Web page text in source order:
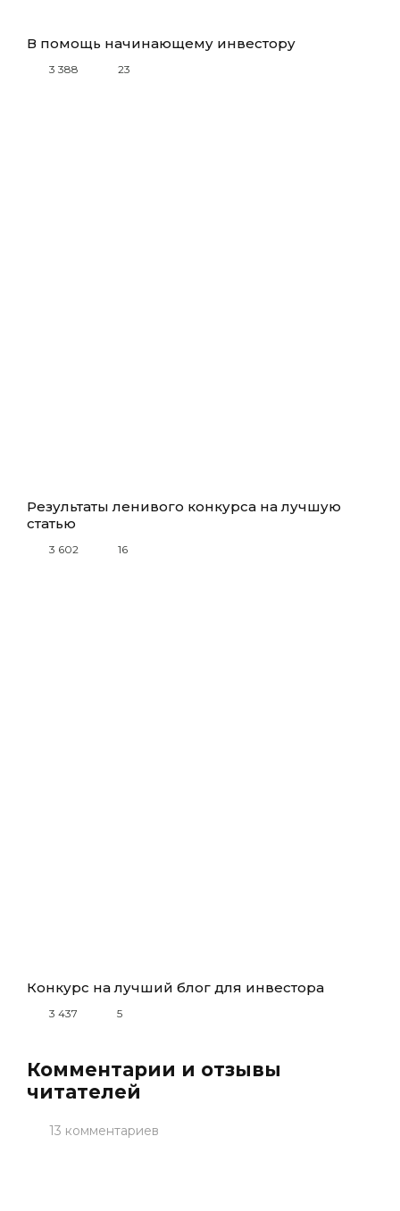
В помощь начинающему инвестору
3 388 23
Результаты ленивого конкурса на лучшую
статью
3 602 16
Конкурс на лучший блог для инвестора
3 437 5
Комментарии и отзывы
читателей
13 комментариев